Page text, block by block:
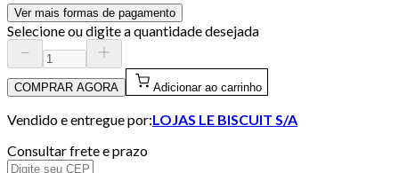
Ver mais formas de pagamento
Selecione ou digite a quantidade desejada
COMPRAR AGORA Adicionar ao carrinho
Vendido e entregue por:LOJAS LE BISCUIT S/A
Consultar frete e prazo